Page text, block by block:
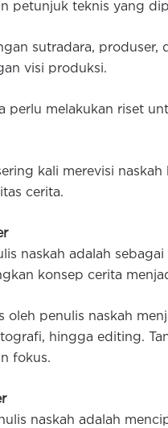
petunjuk teknis yang
sutradara,
visi produksi.
perlu melakukan riset
kali merevisi
cerita.
naskah adalah
konsep cerita
oleh penulis naskah
hingga editing.
fokus.
naskah adalah